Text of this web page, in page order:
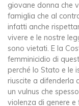
giovane donna che
famiglia che al
infatti anche
vivere e le nostre
sono vietati. E la
femminicidio di
perché lo Stato e le
riuscite a difenderla
un vulnus che
violenza di genere e